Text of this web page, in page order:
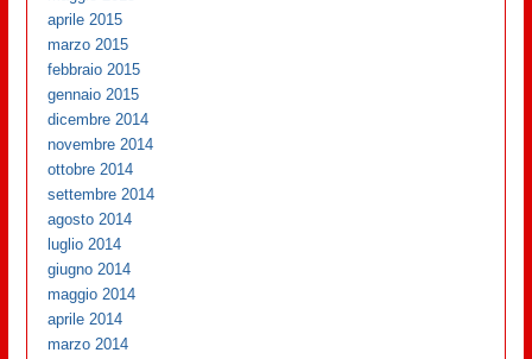
aprile 2015
marzo 2015
febbraio 2015
gennaio 2015
dicembre 2014
novembre 2014
ottobre 2014
settembre 2014
agosto 2014
luglio 2014
giugno 2014
maggio 2014
aprile 2014
marzo 2014